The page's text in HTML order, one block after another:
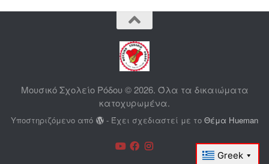
Μουσικό Σχολείο Ρόδου © 2026. Όλα τα δικαιώματα
κατοχυρωμένα.
Υποστηριζόμενο από - Έχει σχεδιαστεί με το Θέμα Ηueman